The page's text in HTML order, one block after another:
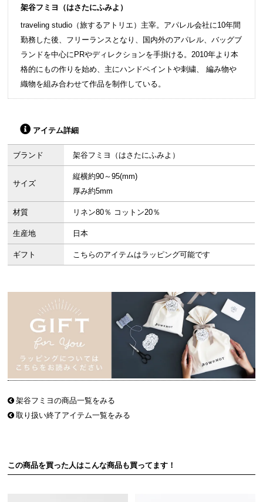
架谷フミヨ（はさたにふみよ）
traveling studio（旅するアトリエ）主宰。アパレル会社に10年間
勤務した後、フリーランスとなり、国内外のアパレル、バッグブ
ランドを中心にPRやディレクションを手掛ける。2010年より本
格的にもの作りを始め、主にハンドペイントや刺繍、 編み物や
織物を組み合わせて作品を制作している。
アイテム詳細
ブランド 架谷フミヨ（はさたにふみよ）
サイズ
縦横約90～95(mm)
厚み約5mm
材質 リネン80％ コットン20％
生産地 日本
ギフト こちらのアイテムはラッピング可能です
架谷フミヨの商品一覧をみる
取り扱い終了アイテム一覧をみる
この商品を買った人はこんな商品も買ってます！